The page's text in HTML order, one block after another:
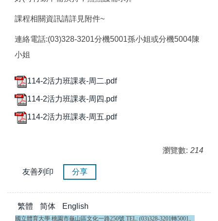
課程相關資訊請詳見附件~
連絡電話:(03)328-3201分機5001孫小姐或分機5004陳
小姐
114-2活力班課表-周二.pdf
114-2活力班課表-周四.pdf
114-2活力班課表-周五.pdf
瀏覽數: 214
友善列印 分享
繁體 简体 English
國立體育大學 桃園市龜山區文化一路250號 TEL: (03)328-3201轉5001、